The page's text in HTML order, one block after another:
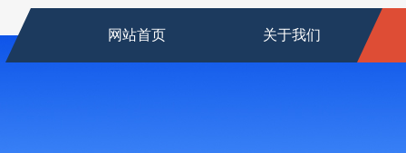
网站首页 关于我们